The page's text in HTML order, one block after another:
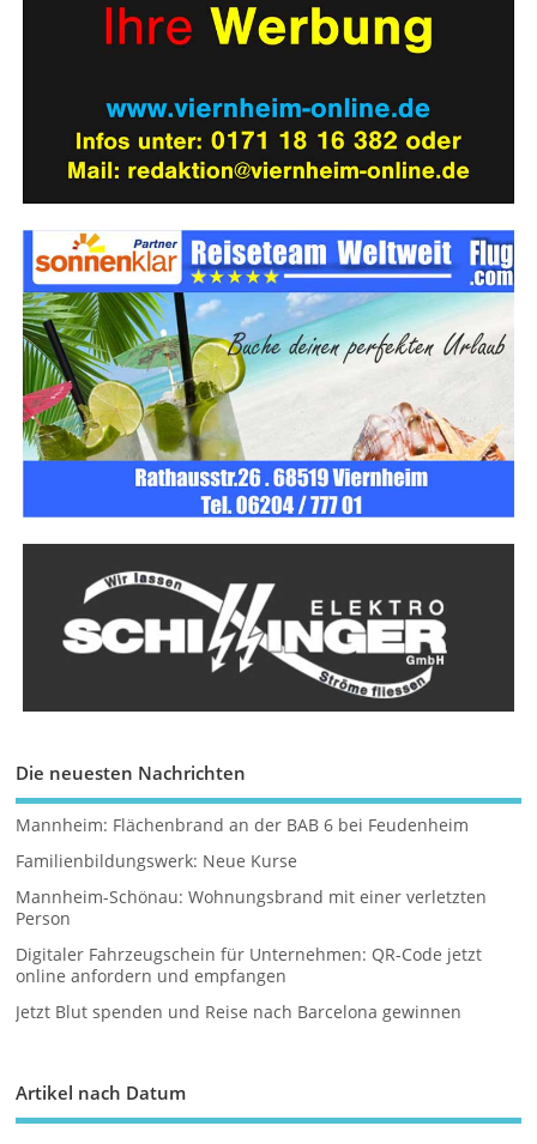
Die neuesten Nachrichten
Mannheim: Flächenbrand an der BAB 6 bei Feudenheim
Familienbildungswerk: Neue Kurse
Mannheim-Schönau: Wohnungsbrand mit einer verletzten
Person
Digitaler Fahrzeugschein für Unternehmen: QR-Code jetzt
online anfordern und empfangen
Jetzt Blut spenden und Reise nach Barcelona gewinnen
Artikel nach Datum